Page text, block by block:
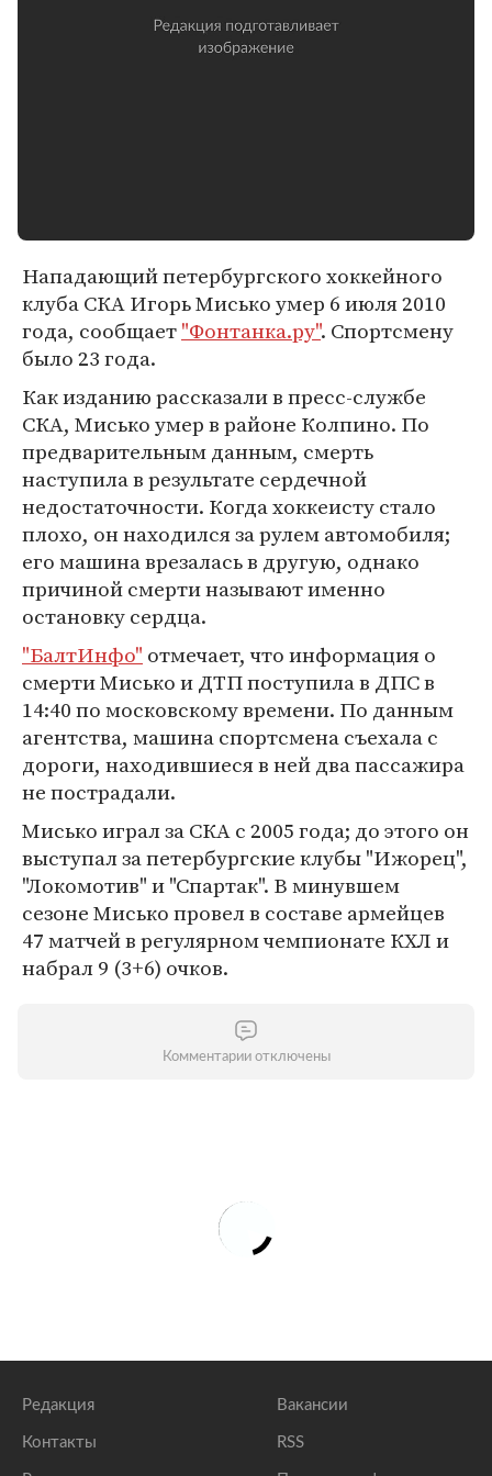
Нападающий петербургского хоккейного
клуба СКА Игорь Мисько умер 6 июля 2010
года, сообщает"Фонтанка.ру". Спортсмену
было 23 года.
Как изданию рассказали в пресс-службе
СКА, Мисько умер в районе Колпино. По
предварительным данным, смерть
наступила в результате сердечной
недостаточности. Когда хоккеисту стало
плохо, он находился за рулем автомобиля;
его машина врезалась в другую, однако
причиной смерти называют именно
остановку сердца.
"БалтИнфо" отмечает, что информация о
смерти Мисько и ДТП поступила в ДПС в
14:40 по московскому времени. По данным
агентства, машина спортсмена съехала с
дороги, находившиеся в ней два пассажира
не пострадали.
Мисько играл за СКА с 2005 года; до этого он
выступал за петербургские клубы "Ижорец",
"Локомотив" и "Спартак". В минувшем
сезоне Мисько провел в составе армейцев
47 матчей в регулярном чемпионате КХЛ и
набрал 9 (3+6) очков.
Комментарии отключены
Редакция
Контакты
Вакансии
RSS